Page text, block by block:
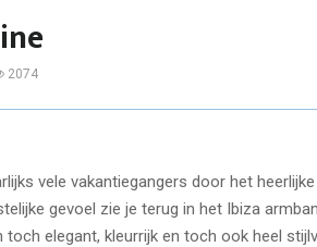
2074
vele vakantiegangers door het
gevoel zie je terug in het Ibiza
elegant, kleurrijk en toch ook heel